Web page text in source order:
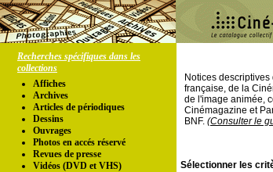
Recherches spécifiques dans les
collections
Affiches
Archives
Articles de périodiques
Dessins
Ouvrages
Photos en accés réservé
Revues de presse
Vidéos (DVD et VHS)
Notices
française, de la
de l'image animée,
Cinémagazine et
BNF. (Consulter le
Sélectionner les